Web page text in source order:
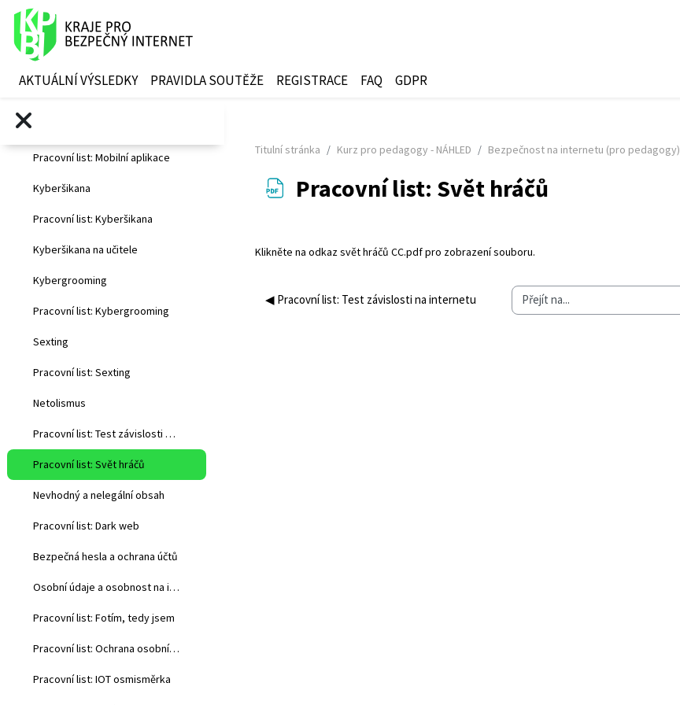
Přejít k hlavnímu obsahu
AKTUÁLNÍ VÝSLEDKY PRAVIDLA SOUTĚŽE REGISTRACE FAQ GDPR
Co jsou sociální sítě
Pracovní list: Sociální sítě
Pracovní list: Mobilní aplikace
Kyberšikana
Pracovní list: Kyberšikana
Kyberšikana na učitele
Kybergrooming
Pracovní list: Kybergrooming
Sexting
Pracovní list: Sexting
Netolismus
Pracovní list: Test závislosti na internetu
Pracovní list: Svět hráčů
Nevhodný a nelegální obsah
Pracovní list: Dark web
Bezpečná hesla a ochrana účtů
Osobní údaje a osobnost na internetu
Pracovní list: Fotím, tedy jsem
Pracovní list: Ochrana osobních údajů
Pracovní list: IOT osmisměrka
Titulní stránka Kurz pro pedagogy - NÁHLED Bezpečnost na internetu (pro pedagogy)
Pracovní list: Svět hráčů
Klikněte na odkazsvět hráčů CC.pdfpro zobrazení souboru.
◀︎ Pracovní list: Test závislosti na internetu Přejít na...